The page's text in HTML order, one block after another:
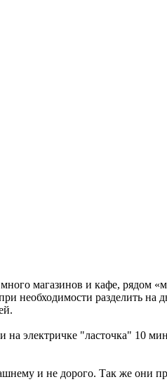
магазинов и кафе, рядом
необходимости разделить на
электричке "ласточка" 10
и не дорого. Так же они